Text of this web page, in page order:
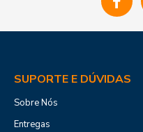
SUPORTE E DÚVIDAS
Sobre Nós
Entregas